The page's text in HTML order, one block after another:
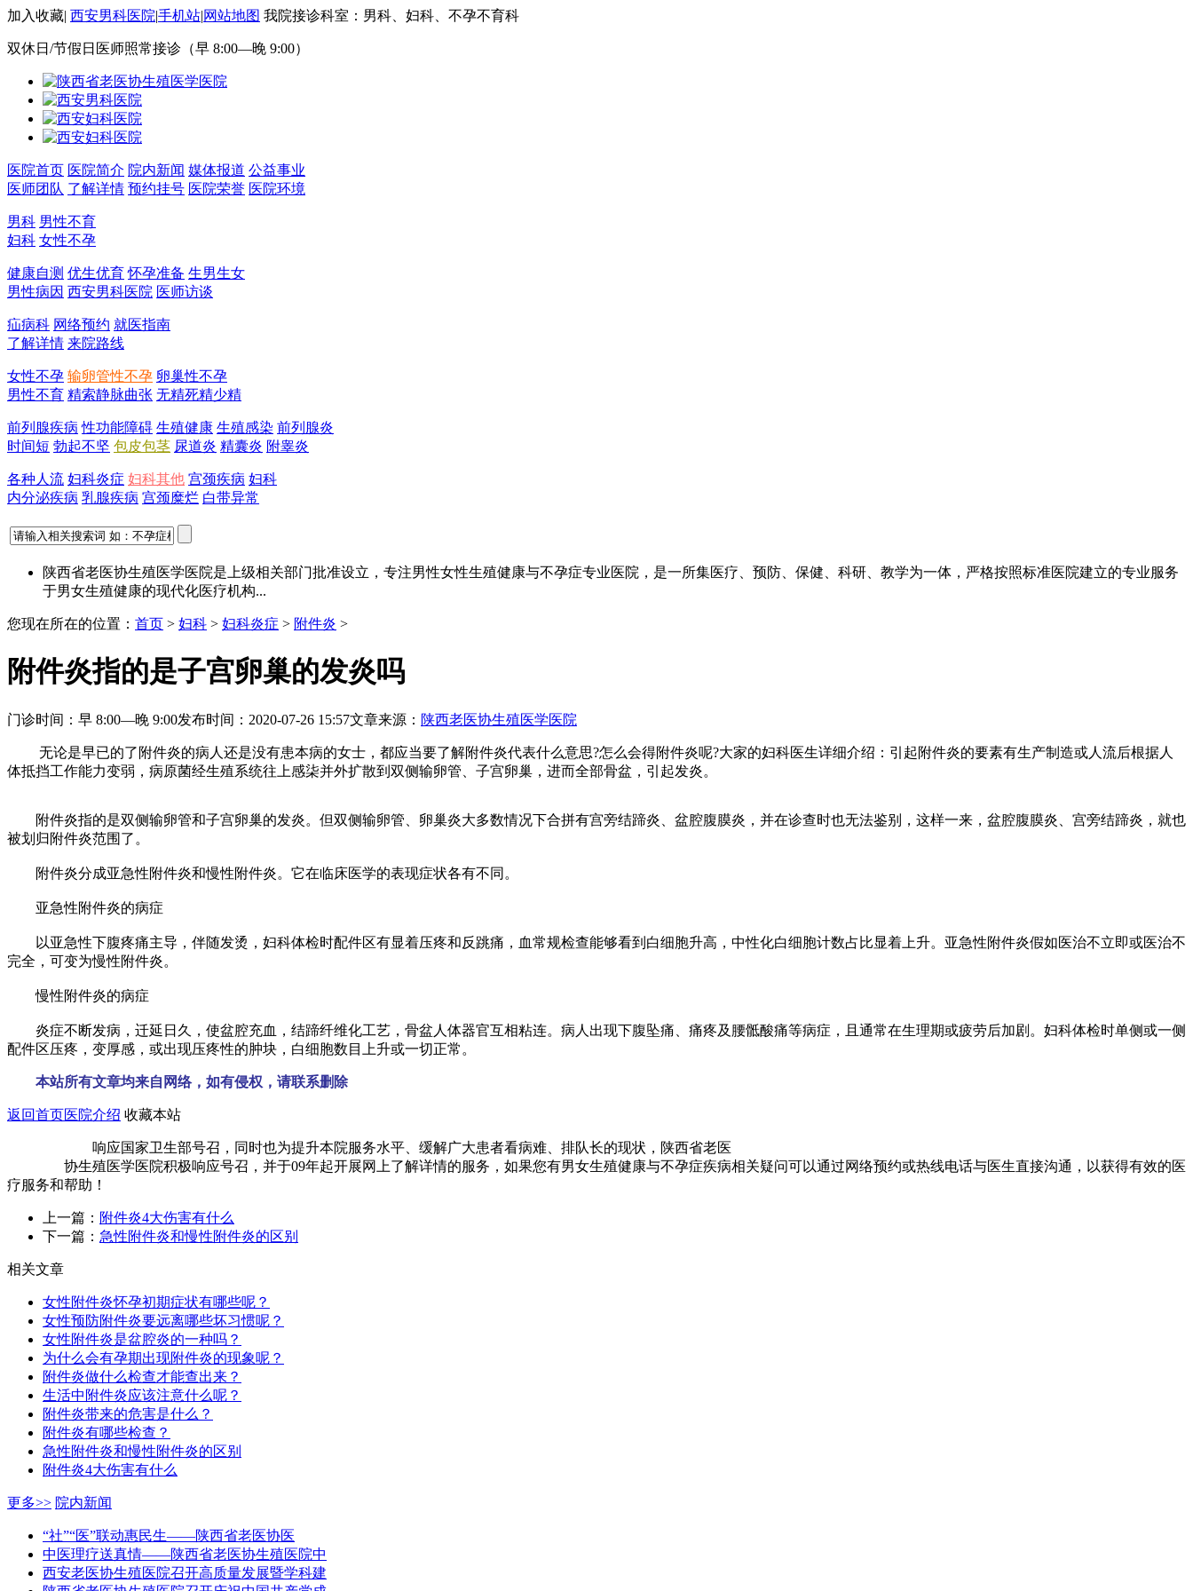
加入收藏| 西安男科医院|手机站|网站地图 我院接诊科室：男科、妇科、不孕不育科
双休日/节假日医师照常接诊（早 8:00—晚 9:00）
医院首页 医院简介 院内新闻 媒体报道 公益事业
医师团队 了解详情 预约挂号 医院荣誉 医院环境
男科 男性不育
妇科 女性不孕
健康自测 优生优育 怀孕准备 生男生女
男性病因 西安男科医院 医师访谈
疝病科 网络预约 就医指南
了解详情 来院路线
女性不孕 输卵管性不孕 卵巢性不孕
男性不育 精索静脉曲张 无精死精少精
前列腺疾病 性功能障碍 生殖健康 生殖感染 前列腺炎
时间短 勃起不坚 包皮包茎 尿道炎 精囊炎 附睾炎
各种人流 妇科炎症 妇科其他 宫颈疾病 妇科
内分泌疾病 乳腺疾病 宫颈糜烂 白带异常
陕西省老医协生殖医学医院是上级相关部门批准设立，专注男性女性生殖健康与不孕症专业医院，是一所集医疗、预防、保健、科研、教学为一体，严格按照标准医院建立的专业服务
于男女生殖健康的现代化医疗机构...
您现在所在的位置： 首页 > 妇科 > 妇科炎症 > 附件炎 >
附件炎指的是子宫卵巢的发炎吗
门诊时间：早 8:00—晚 9:00发布时间：2020-07-26 15:57文章来源： 陕西老医协生殖医学医院
无论是早已的了附件炎的病人还是没有患本病的女士，都应当要了解附件炎代表什么意思?怎么会得附件炎呢?大家的妇科医生详细介绍：引起附件炎的要素有生产制造或人流后根据人
体抵挡工作能力变弱，病原菌经生殖系统往上感柒并外扩散到双侧输卵管、子宫卵巢，进而全部骨盆，引起发炎。
附件炎指的是双侧输卵管和子宫卵巢的发炎。但双侧输卵管、卵巢炎大多数情况下合拼有宫旁结蹄炎、盆腔腹膜炎，并在诊查时也无法鉴别，这样一来，盆腔腹膜炎、宫旁结蹄炎，就也
被划归附件炎范围了。
附件炎分成亚急性附件炎和慢性附件炎。它在临床医学的表现症状各有不同。
亚急性附件炎的病症
以亚急性下腹疼痛主导，伴随发烫，妇科体检时配件区有显着压疼和反跳痛，血常规检查能够看到白细胞升高，中性化白细胞计数占比显着上升。亚急性附件炎假如医治不立即或医治不
完全，可变为慢性附件炎。
慢性附件炎的病症
炎症不断发病，迁延日久，使盆腔充血，结蹄纤维化工艺，骨盆人体器官互相粘连。病人出现下腹坠痛、痛疼及腰骶酸痛等病症，且通常在生理期或疲劳后加剧。妇科体检时单侧或一侧
配件区压疼，变厚感，或出现压疼性的肿块，白细胞数目上升或一切正常。
本站所有文章均来自网络，如有侵权，请联系删除
返回首页医院介绍 收藏本站
响应国家卫生部号召，同时也为提升本院服务水平、缓解广大患者看病难、排队长的现状，陕西省老医
协生殖医学医院积极响应号召，并于09年起开展网上了解详情的服务，如果您有男女生殖健康与不孕症疾病相关疑问可以通过网络预约或热线电话与医生直接沟通，以获得有效的医
疗服务和帮助！
上一篇： 附件炎4大伤害有什么
下一篇： 急性附件炎和慢性附件炎的区别
相关文章
女性附件炎怀孕初期症状有哪些呢？
女性预防附件炎要远离哪些坏习惯呢？
女性附件炎是盆腔炎的一种吗？
为什么会有孕期出现附件炎的现象呢？
附件炎做什么检查才能查出来？
生活中附件炎应该注意什么呢？
附件炎带来的危害是什么？
附件炎有哪些检查？
急性附件炎和慢性附件炎的区别
附件炎4大伤害有什么
更多>> 院内新闻
“社”“医”联动惠民生——陕西省老医协医
中医理疗送真情——陕西省老医协生殖医院中
西安老医协生殖医院召开高质量发展暨学科建